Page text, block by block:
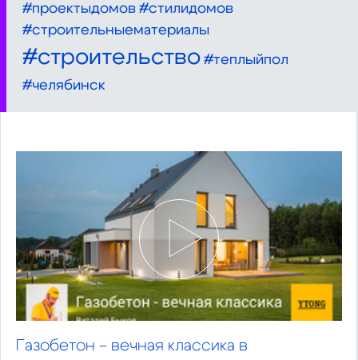
#проектыдомов #стилидомов
#строительныематериалы
#строительство #теплыйпол
#челябинск
Газобетон – вечная классика в